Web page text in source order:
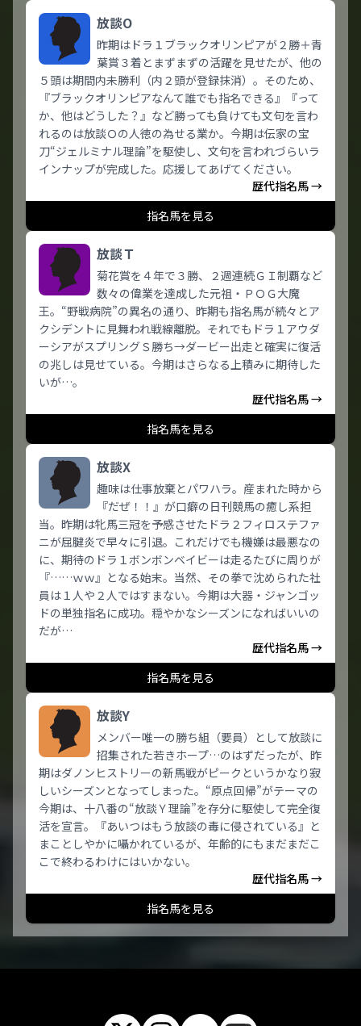
放談O
昨期はドラ１ブラックオリンピアが２勝＋青
葉賞３着とまずまずの活躍を見せたが、他の
５頭は期間内未勝利（内２頭が登録抹消）。そのため、
『ブラックオリンピアなんて誰でも指名できる』『って
か、他はどうした？』など勝っても負けても文句を言わ
れるのは放談Ｏの人徳の為せる業か。今期は伝家の宝
刀“ジェルミナル理論”を駆使し、文句を言われづらいラ
インナップが完成した。応援してあげてください。
歴代指名馬 →
指名馬を見る
放談Ｔ
菊花賞を４年で３勝、２週連続ＧＩ制覇など
数々の偉業を達成した元祖・ＰＯＧ大魔
王。“野戦病院”の異名の通り、昨期も指名馬が続々とア
クシデントに見舞われ戦線離脱。それでもドラ１アウダ
ーシアがスプリングＳ勝ち→ダービー出走と確実に復活
の兆しは見せている。今期はさらなる上積みに期待した
いが…。
歴代指名馬 →
指名馬を見る
放談X
趣味は仕事放棄とパワハラ。産まれた時から
『だぜ！！』が口癖の日刊競馬の癒し系担
当。昨期は牝馬三冠を予感させたドラ２フィロステファ
ニが屈腱炎で早々に引退。これだけでも機嫌は最悪なの
に、期待のドラ１ボンボンベイビーは走るたびに周りが
『……ｗｗ』となる始末。当然、その拳で沈められた社
員は１人や２人ではすまない。今期は大器・ジャンゴッ
ドの単独指名に成功。穏やかなシーズンになればいいの
だが…
歴代指名馬 →
指名馬を見る
放談Y
メンバー唯一の勝ち組（要員）として放談に
招集された若きホープ…のはずだったが、昨
期はダノンヒストリーの新馬戦がピークというかなり寂
しいシーズンとなってしまった。“原点回帰”がテーマの
今期は、十八番の“放談Ｙ理論”を存分に駆使して完全復
活を宣言。『あいつはもう放談の毒に侵されている』と
まことしやかに囁かれているが、年齢的にもまだまだこ
こで終わるわけにはいかない。
歴代指名馬 →
指名馬を見る